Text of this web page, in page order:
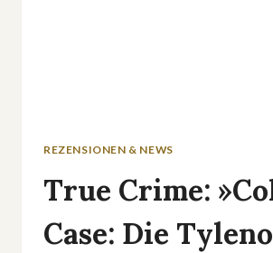
REZENSIONEN & NEWS
True Crime:
Case: Die